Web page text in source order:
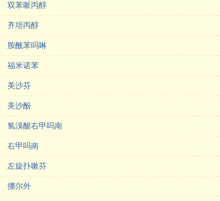
双苯哌丙醇
齐培丙醇
胺酰苯吗啉
福米诺苯
美沙芬
美沙酚
氢溴酸右甲吗南
右甲吗南
左旋扑嗽芬
挪尔外